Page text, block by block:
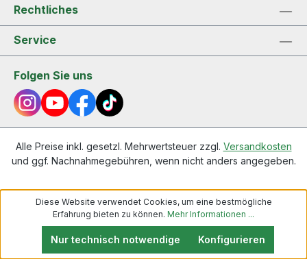
Rechtliches
Service
Folgen Sie uns
Alle Preise inkl. gesetzl. Mehrwertsteuer zzgl. Versandkosten
und ggf. Nachnahmegebühren, wenn nicht anders angegeben.
Diese Website verwendet Cookies, um eine bestmögliche
Erfahrung bieten zu können. Mehr Informationen ...
Nur technisch notwendige Konfigurieren